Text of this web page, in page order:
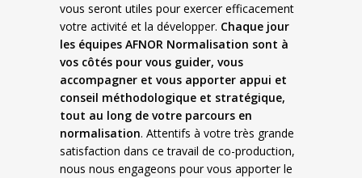
vous seront utiles pour exercer efficacement
votre activité et la développer. Chaque jour
les équipes AFNOR Normalisation sont à
vos côtés pour vous guider, vous
accompagner et vous apporter appui et
conseil méthodologique et stratégique,
tout au long de votre parcours en
normalisation. Attentifs à votre très grande
satisfaction dans ce travail de co-production,
nous nous engageons pour vous apporter le